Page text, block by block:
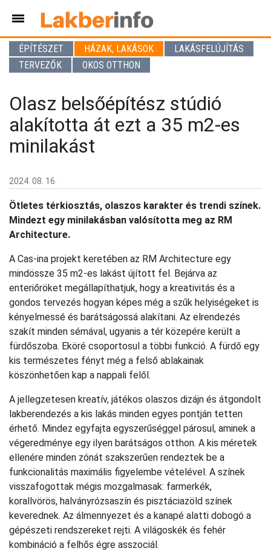
ÉPÍTÉSZET HÁZAK, LAKÁSOK
LAKÁSFELÚJÍTÁS
TERVEZŐK
OKOS OTTHON
Olasz belsőépítész stúdió
alakította át ezt a 35 m2-es
minilakást
2024. 08. 16.
Ötletes térkiosztás, olaszos karakter és trendi színek.
Mindezt egy minilakásban valósította meg az RM
Architecture.
A Cas-ina projekt keretében az RM Architecture egy
mindössze 35 m2-es lakást újított fel. Bejárva az
enteriőröket megállapíthatjuk, hogy a kreativitás és a
gondos tervezés hogyan képes még a szűk helyiségeket is
kényelmessé és barátságossá alakítani. Az elrendezés
szakít minden sémával, ugyanis a tér közepére került a
fürdőszoba. Eköré csoportosul a többi funkció. A fürdő egy
kis természetes fényt még a felső ablakainak
köszönhetően kap a nappali felől.
A jellegzetesen kreatív, játékos olaszos dizájn és átgondolt
lakberendezés a kis lakás minden egyes pontján tetten
érhető. Mindez egyfajta egyszerűséggel párosul, aminek a
végeredménye egy ilyen barátságos otthon. A kis méretek
ellenére minden zónát szakszerűen rendeztek be a
funkcionalitás maximális figyelembe vételével. A színek
visszafogottak mégis mozgalmasak: farmerkék,
korallvörös, halványrózsaszín és pisztáciazöld színek
keverednek. Az álmennyezet és a kanapé alatti dobogó a
gépészeti rendszereket rejti. A világoskék és fehér
kombináció a felhős égre asszociál.